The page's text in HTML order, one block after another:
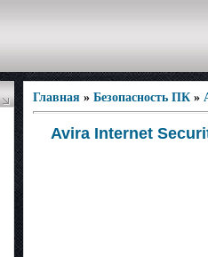
Главная » Безопасность ПК »
Avira Internet